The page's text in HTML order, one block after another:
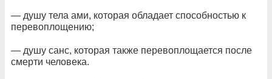
— душу тела ами, которая обладает способностью к
перевоплощению;
— душу санс, которая также перевоплощается после
смерти человека.